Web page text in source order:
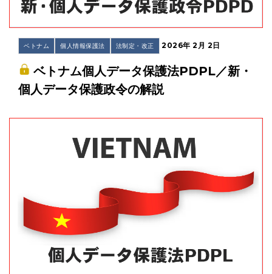
ベトナム 個人情報保護法 法制定・改正 2026年 2月 2日
ベトナム個人データ保護法PDPL／新・
個人データ保護政令の解説